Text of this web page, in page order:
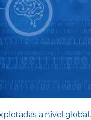
a nivel global.